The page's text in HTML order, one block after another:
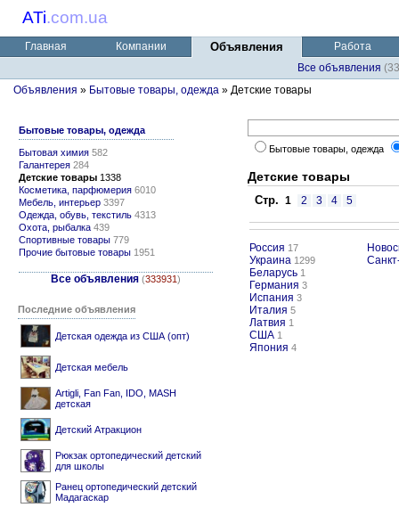
ATi.com.ua
Главная Компании Объявления
Работа
Все объявления
Объявления » Бытовые товары, одежда » Детские товары
Бытовые товары, одежда
Бытовая химия 582
Галантерея 284
Детские товары 1338
Косметика, парфюмерия 6010
Мебель, интерьер 3397
Одежда, обувь, текстиль 4313
Охота, рыбалка 439
Спортивные товары 779
Прочие бытовые товары 1951
Все объявления (333931)
Последние объявления
Детская одежда из США (опт)
Детская мебель
Artigli, Fan Fan, IDO, MASH
детская
Детский Атракцион
Рюкзак ортопедический детский
для школы
Ранец ортопедический детский
Мадагаскар
Бытовые товары, одежда
Детские товары
Стр. 1 2 3 4 5
Россия 17
Украина 1299
Беларусь 1
Германия 3
Испания 3
Италия 5
Латвия 1
США 1
Япония 4